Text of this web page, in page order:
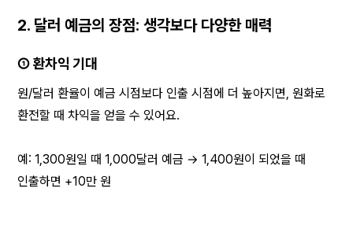
2. 달러 예금의 장점: 생각보다 다양한 매력
① 환차익 기대
원/달러 환율이 예금 시점보다 인출 시점에 더 높아지면, 원화로
환전할 때 차익을 얻을 수 있어요.
예: 1,300원일 때 1,000달러 예금 → 1,400원이 되었을 때
인출하면 +10만 원